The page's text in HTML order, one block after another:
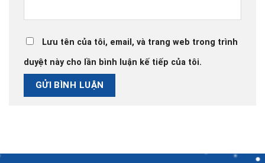
Lưu tên của tôi, email, và trang web trong trình
duyệt này cho lần bình luận kế tiếp của tôi.